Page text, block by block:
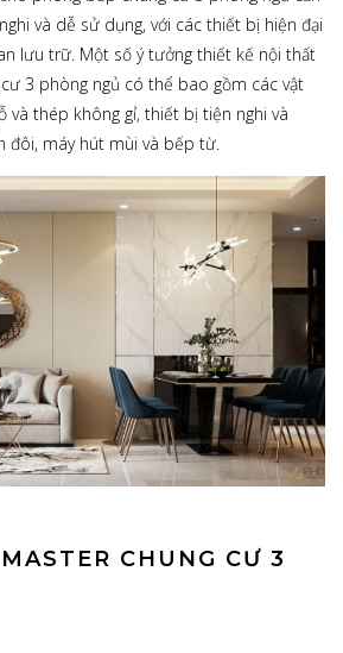
và dễ sử dụng, với các thiết bị hiện đại
lưu trữ. Một số ý tưởng thiết kế nội thất
3 phòng ngủ có thể bao gồm các vật
và thép không gỉ, thiết bị tiện nghi và
đôi, máy hút mùi và bếp từ.
CHUNG CƯ 3